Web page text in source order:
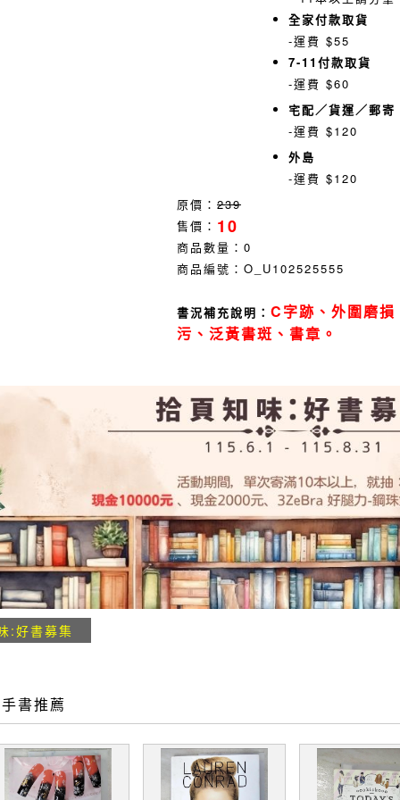
全家付款取貨
-運費 $55
7-11付款取貨
-運費 $60
宅配／貨運／郵寄
-運費 $120
外島
-運費 $120
原價： 239
售價： 10
商品數量： 0
商品編號： O_U102525555
書況補充說明： C字跡、外圍磨損
污、泛黃書斑、書章。
:好書募集
書推薦